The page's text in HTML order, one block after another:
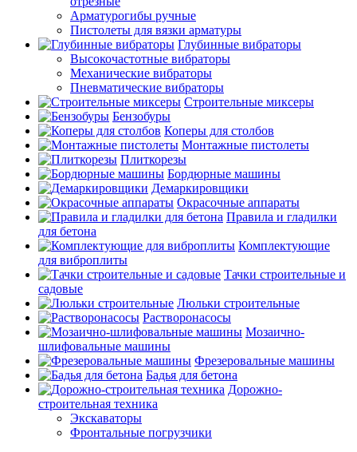
Арматурогибы ручные
Пистолеты для вязки арматуры
Глубинные вибраторы
Высокочастотные вибраторы
Механические вибраторы
Пневматические вибраторы
Строительные миксеры
Бензобуры
Коперы для столбов
Монтажные пистолеты
Плиткорезы
Бордюрные машины
Демаркировщики
Окрасочные аппараты
Правила и гладилки
для бетона
Комплектующие
для виброплиты
Тачки строительные и
садовые
Люльки строительные
Растворонасосы
Мозаично-
шлифовальные машины
Фрезеровальные машины
Бадья для бетона
Дорожно-
строительная техника
Экскаваторы
Фронтальные погрузчики